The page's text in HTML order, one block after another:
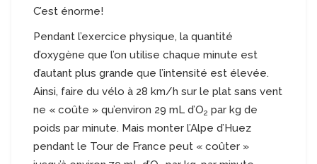
C’est énorme!
Pendant l’exercice physique, la quantité
d’oxygène que l’on utilise chaque minute est
d’autant plus grande que l’intensité est élevée.
Ainsi, faire du vélo à 28 km/h sur le plat sans vent
ne « coûte » qu’environ 29 mL d’O2 par kg de
poids par minute. Mais monter l’Alpe d’Huez
pendant le Tour de France peut « coûter »